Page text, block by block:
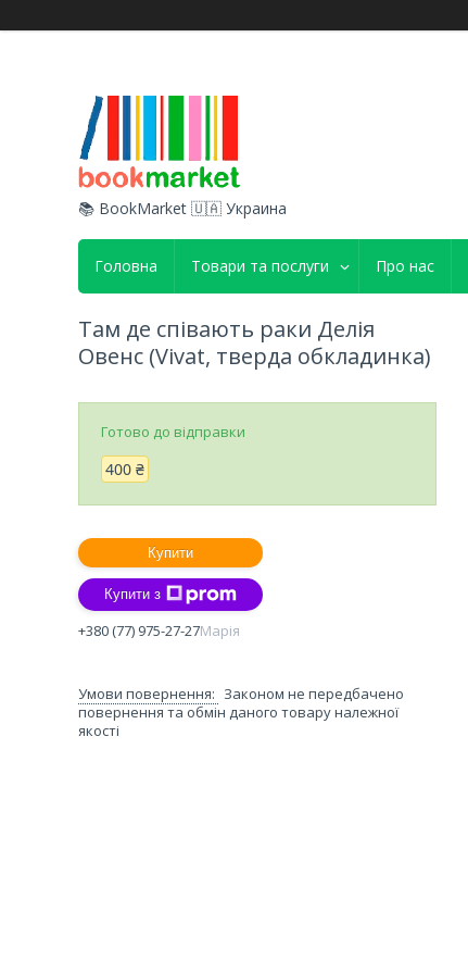
📚 BookMarket 🇺🇦 Украина
Головна Товари та послуги Про нас
Там де співають раки Делія
Овенс (Vivat, тверда обкладинка)
Готово до відправки
400 ₴
Купити
Купити з
+380 (77) 975-27-27Марія
Законом не передбачено
повернення та обмін даного товару належної
якості